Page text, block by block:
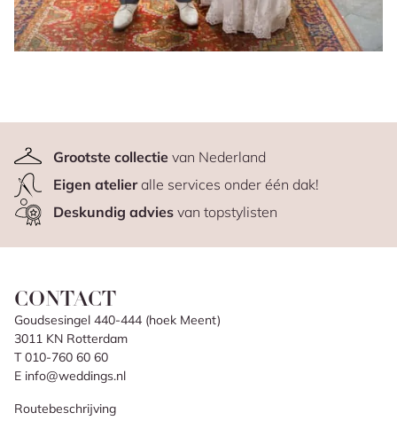
Grootste collectievan Nederland
Eigen atelieralle services onder één dak!
Deskundig adviesvan topstylisten
CONTACT
Goudsesingel 440-444 (hoek Meent)
3011 KN Rotterdam
T 010-760 60 60
E info@weddings.nl
Routebeschrijving